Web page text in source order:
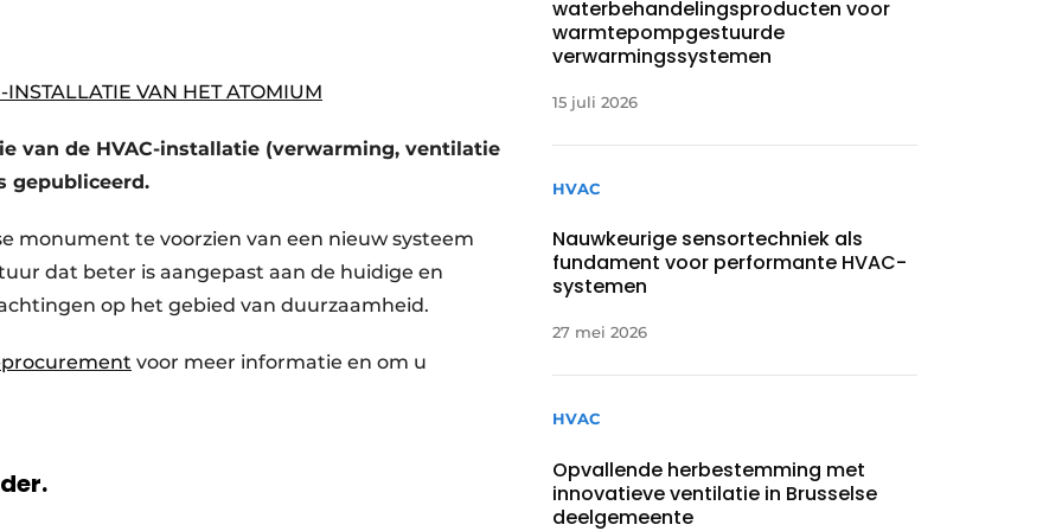
VAN HET ATOMIUM
van de HVAC-installatie (verwarming, ventilatie
gepubliceerd.
monument te voorzien van een nieuw systeem
dat beter is aangepast aan de huidige en
op het gebied van duurzaamheid.
voor meer informatie en om u
waterbehandelingsproducten voor
warmtepompgestuurde
verwarmingssystemen
15 juli 2026
HVAC
Nauwkeurige sensortechniek als
fundament voor performante HVAC-
systemen
27 mei 2026
HVAC
Opvallende herbestemming met
innovatieve ventilatie in Brusselse
deelgemeente